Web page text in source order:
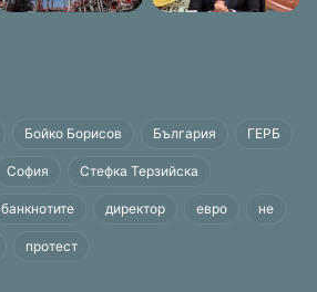
Бойко Борисов България ГЕРБ
София Стефка Терзийска
банкнотите директор евро не
протест